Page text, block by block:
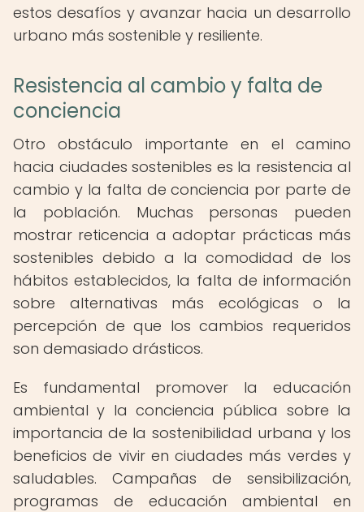
estos desafíos y avanzar hacia un desarrollo
urbano más sostenible y resiliente.
Resistencia al cambio y falta de
conciencia
Otro obstáculo importante en el camino
hacia ciudades sostenibles es la resistencia al
cambio y la falta de conciencia por parte de
la población. Muchas personas pueden
mostrar reticencia a adoptar prácticas más
sostenibles debido a la comodidad de los
hábitos establecidos, la falta de información
sobre alternativas más ecológicas o la
percepción de que los cambios requeridos
son demasiado drásticos.
Es fundamental promover la educación
ambiental y la conciencia pública sobre la
importancia de la sostenibilidad urbana y los
beneficios de vivir en ciudades más verdes y
saludables. Campañas de sensibilización,
programas de educación ambiental en